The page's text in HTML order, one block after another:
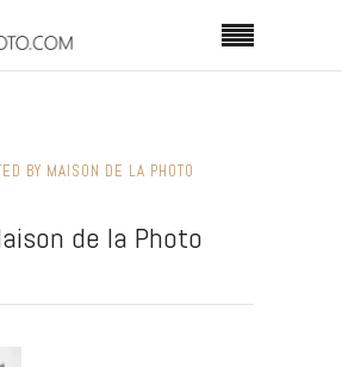
BY MAISON DE LA PHOTO
de la Photo